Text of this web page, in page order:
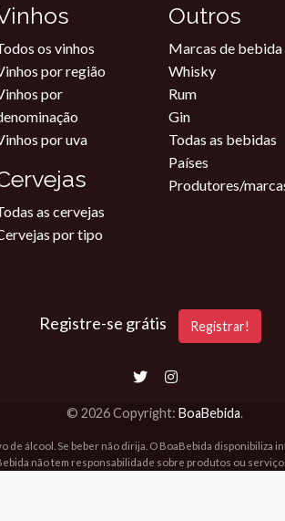
os vinhos
por região
por
por uva
as cervejas
por tipo
Outros
Marcas de bebida
Whisky
Rum
Gin
Todas as bebidas
Países
Produtores/
Registre-se grátis Registrar!
© 2026 Copyright: BoaBebida.
de álcool. Se beber não dirija. O BoaBebida
não tem responsabilidade sobre produtos ou